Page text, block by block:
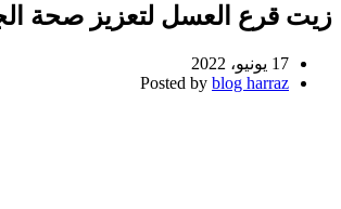
زيت قرع العسل لتعزيز صحة
17 يونيو، 2022
Posted by blog harraz